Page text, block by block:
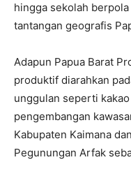
hingga sekolah
tantangan geografis
Adapun Papua Barat
produktif diarahkan
unggulan seperti
pengembangan
Kabupaten Kaimana
Pegunungan Arfak